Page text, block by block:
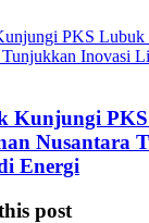
Kunjungi
Nusantara
Energi
post